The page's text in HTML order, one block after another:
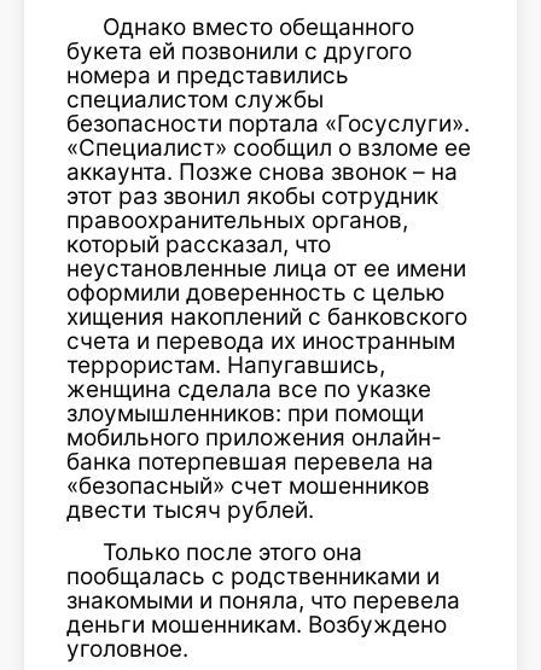
Однако вместо обещанного
букета ей позвонили с другого
номера и представились
специалистом службы
безопасности портала «Госуслуги».
«Специалист» сообщил о взломе ее
аккаунта. Позже снова звонок – на
этот раз звонил якобы сотрудник
правоохранительных органов,
который рассказал, что
неустановленные лица от ее имени
оформили доверенность с целью
хищения накоплений с банковского
счета и перевода их иностранным
террористам. Напугавшись,
женщина сделала все по указке
злоумышленников: при помощи
мобильного приложения онлайн-
банка потерпевшая перевела на
«безопасный» счет мошенников
двести тысяч рублей.
Только после этого она
пообщалась с родственниками и
знакомыми и поняла, что перевела
деньги мошенникам. Возбуждено
уголовное.